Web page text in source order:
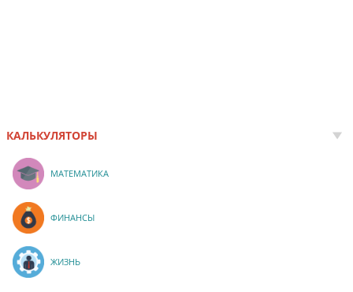
КАЛЬКУЛЯТОРЫ
МАТЕМАТИКА
ФИНАНСЫ
ЖИЗНЬ